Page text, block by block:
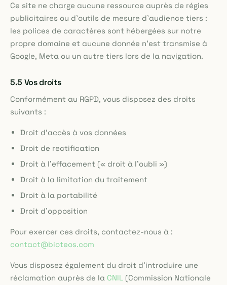
Ce site ne charge aucune ressource auprès de régies
publicitaires ou d'outils de mesure d'audience tiers :
les polices de caractères sont hébergées sur notre
propre domaine et aucune donnée n'est transmise à
Google, Meta ou un autre tiers lors de la navigation.
5.5 Vos droits
Conformément au RGPD, vous disposez des droits
suivants :
Droit d'accès à vos données
Droit de rectification
Droit à l'effacement (« droit à l'oubli »)
Droit à la limitation du traitement
Droit à la portabilité
Droit d'opposition
Pour exercer ces droits, contactez-nous à :
contact@bioteos.com
Vous disposez également du droit d'introduire une
réclamation auprès de la CNIL (Commission Nationale